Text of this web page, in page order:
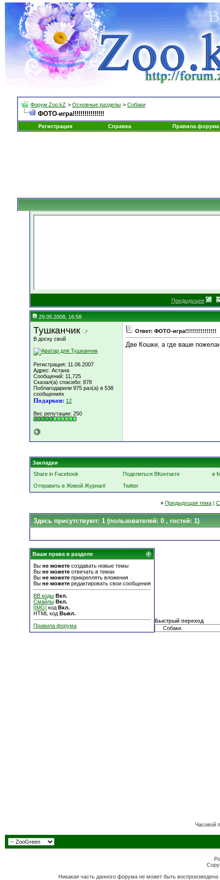
Форум Zoo.kZ > Основные разделы > Собаки
ФОТО-игра!!!!!!!!!!!!!!!!
Регистрация Справка Правила форума
Предыдущее
29.05.2008, 16:58
Тушканчик
В доску свой
Регистрация: 11.06.2007
Адрес: Астана
Сообщений: 11,725
Сказал(а) спасибо: 878
Поблагодарили 975 раз(а) в 538
сообщениях
Подарков: 12
Вес репутации: 250
Ответ: ФОТО-игра!!!!!!!!!!!!!!!!
Две Кошки, а где ваше
Закладки
Share in Facebook
Поделиться ВКонтакте
в
Отправить в Живой Журнал!
Twitter
« Предыдущая тема|
Здесь присутствуют: 1 (пользователей: 0 , гостей: 1)
Ваши права в разделе
Вы не можете создавать новые темы
Вы не можете отвечать в темах
Вы не можете прикреплять вложения
Вы не можете редактировать свои сообщения
BB коды Вкл.
Смайлы Вкл.
[IMG] код Вкл.
HTML код Выкл.
Правила форума
Быстрый переход
Часовой
Никакая часть данного форума не может быть